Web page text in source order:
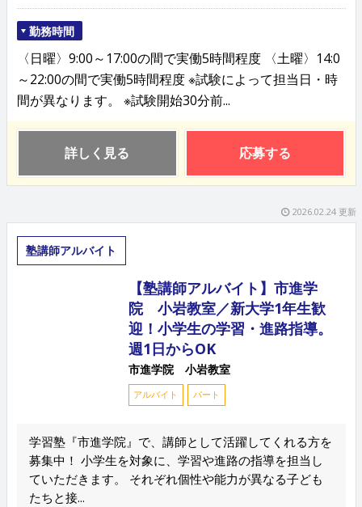
勤務時間
〈日曜〉9:00～17:00の間で実働5時間程度 〈土曜〉14:0
～22:00の間で実働5時間程度 ※試験によって担当日・時
間が異なります。 ※試験開始30分前...
詳しく見る 応募する
2026.02.24 更新
塾講師アルバイト
【塾講師アルバイト】市進学
院 小岩教室／新大学1年生歓
迎！小学生の学習・進路指導。
週1日からOK
市進学院 小岩教室
アルバイト パート
学習塾『市進学院』で、講師として活躍してくれる方を
募集中！ 小学生を対象に、学習や進路の指導を担当し
ていただきます。 それぞれ個性や能力が異なる子ども
たちと接...